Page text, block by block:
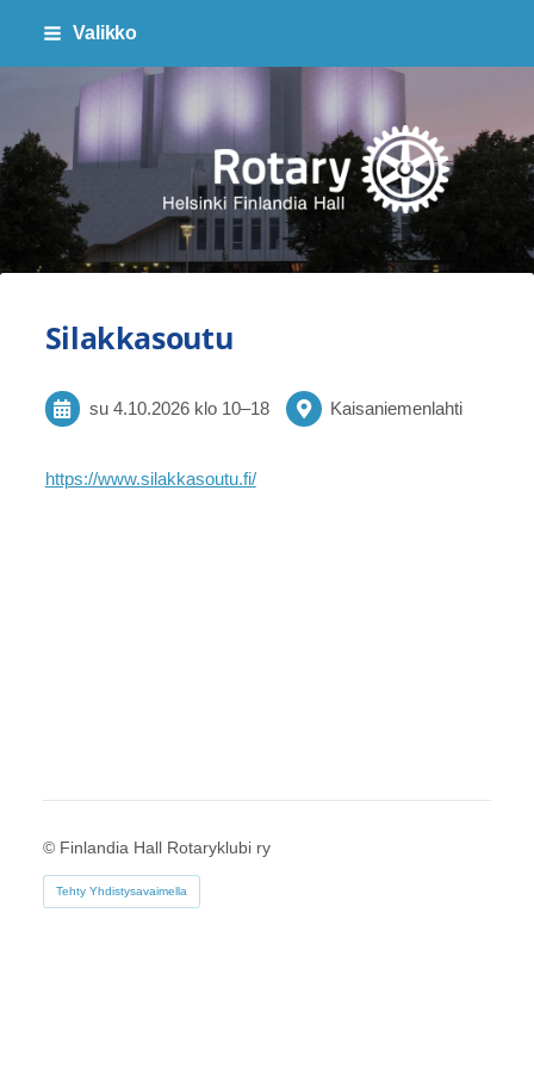
Siirry
sivun
sisältöön
Valikko
Finlandia Hall Rotaryklubi ry
Silakkasoutu
su 4.10.2026 klo 10–18 Kaisaniemenlahti
https://www.silakkasoutu.fi/
© Finlandia Hall Rotaryklubi ry
Tehty Yhdistysavaimella